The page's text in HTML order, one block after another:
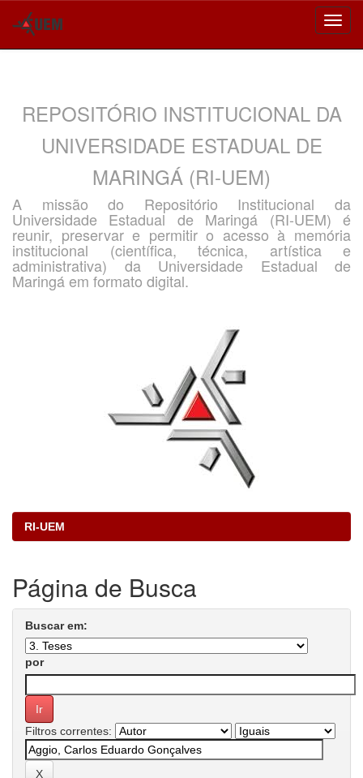
REPOSITÓRIO INSTITUCIONAL DA
UNIVERSIDADE ESTADUAL DE
MARINGÁ (RI-UEM)
A missão do Repositório Institucional da
Universidade Estadual de Maringá (RI-UEM) é
reunir, preservar e permitir o acesso à memória
institucional (científica, técnica, artística e
administrativa) da Universidade Estadual de
Maringá em formato digital.
RI-UEM
Página de Busca
Buscar em:
por
Filtros correntes: